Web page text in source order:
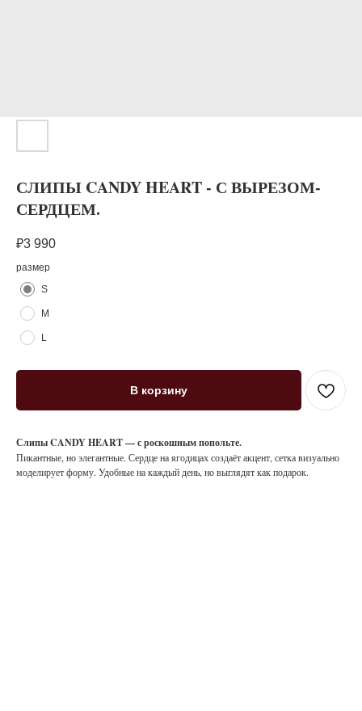
СЛИПЫ CANDY HEART - С ВЫРЕЗОМ-
СЕРДЦЕМ.
₽3 990
размер
S
M
L
В корзину
Слипы CANDY HEART — с роскошным попольте.
Пикантные, но элегантные. Сердце на ягодицах создаёт акцент, сетка визуально
моделирует форму. Удобные на каждый день, но выглядят как подарок.